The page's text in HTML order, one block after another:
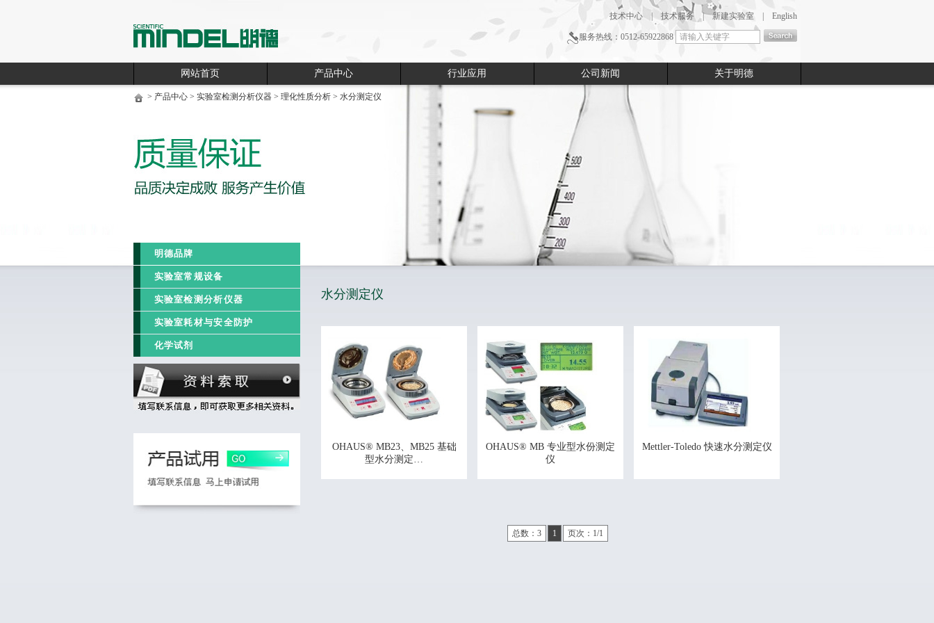
技术中心| 技术服务|新建实验室 English
服务热线：0512-65922868
网站首页 产品中心 行业应用 公司新闻 关于明德
> 产品中心 > 实验室检测分析仪器 > 理化性质分析 > 水分测定仪
明德品牌
实验室常规设备
实验室检测分析仪器
实验室耗材与安全防护
化学试剂
水分测定仪
OHAUS® MB23、MB25 基础
型水分测定…
OHAUS® MB 专业型水份测定
仪
Mettler-Toledo 快速水分测定仪
总数：3 1 页次：1/1